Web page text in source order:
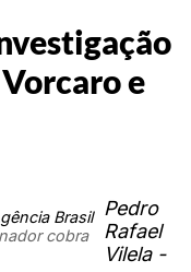
e
Brasil
cobra
Pedro
Rafael
Vilela -